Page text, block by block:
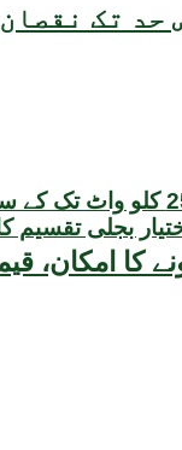
حد تک
25 کلو واٹ تک
بجلی تقسیم